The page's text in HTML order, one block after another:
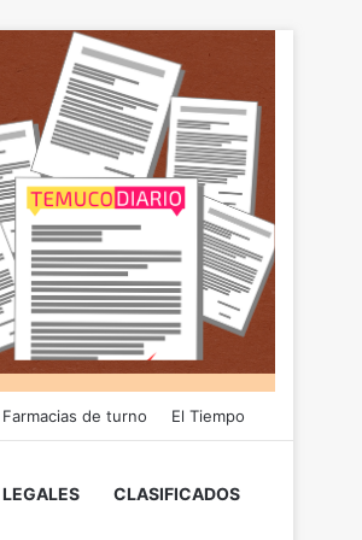
Farmacias de turno El Tiempo
CLASIFICADOS